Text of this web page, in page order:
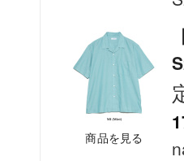
商品を見る